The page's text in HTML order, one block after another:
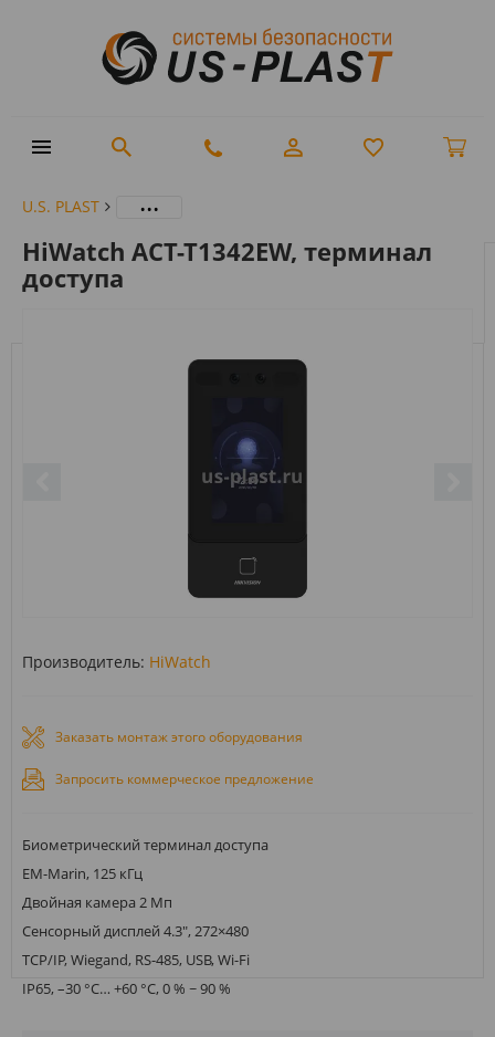
U.S. PLAST ...
HiWatch ACT-T1342EW, терминал
доступа
Производитель: HiWatch
Заказать монтаж этого оборудования
Запросить коммерческое предложение
Биометрический терминал доступа
EM-Marin, 125 кГц
Двойная камера 2 Мп
Сенсорный дисплей 4.3", 272×480
TCP/IP, Wiegand, RS-485, USB, Wi-Fi
IP65, –30 °С… +60 °С, 0 % ~ 90 %